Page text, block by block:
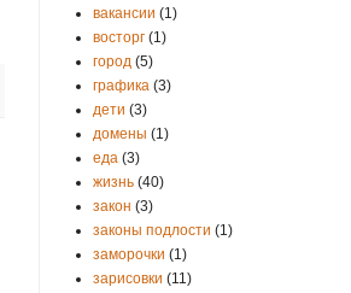
вакансии (1)
восторг (1)
город (5)
графика (3)
дети (3)
домены (1)
еда (3)
жизнь (40)
закон (3)
законы подлости (1)
заморочки (1)
зарисовки (11)